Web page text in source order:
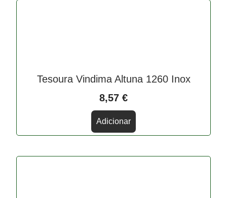
Tesoura Vindima Altuna 1260 Inox
8,57 €
Adicionar